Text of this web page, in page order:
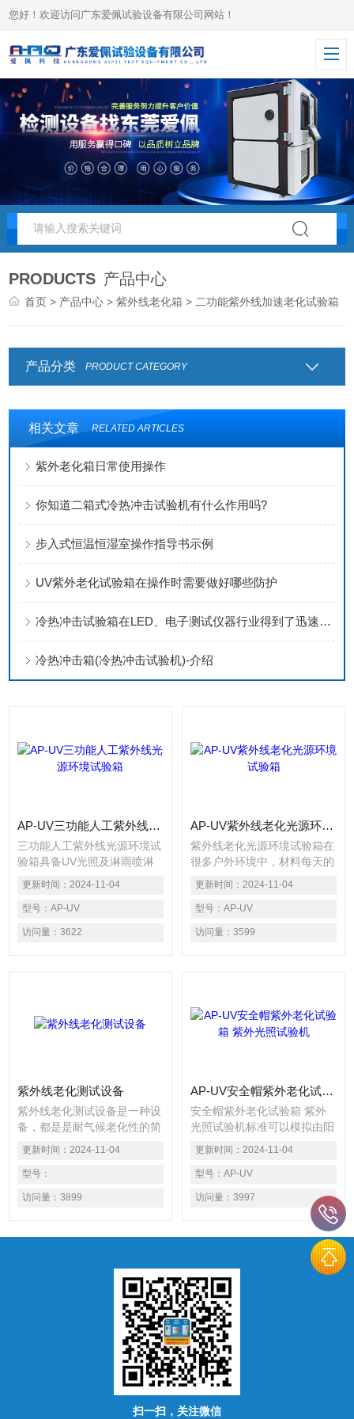
您好！欢迎访问广东爱佩试验设备有限公司网站！
PRODUCTS 产品中心
首页 > 产品中心 >紫外线老化箱 > 二功能紫外线加速老化试验箱
产品分类 PRODUCT CATEGORY
相关文章 RELATED ARTICLES
紫外老化箱日常使用操作
你知道二箱式冷热冲击试验机有什么作用吗?
步入式恒温恒湿室操作指导书示例
UV紫外老化试验箱在操作时需要做好哪些防护
冷热冲击试验箱在LED、电子测试仪器行业得到了迅速发展
冷热冲击箱(冷热冲击试验机)-介绍
AP-UV三功能人工紫外线光源环境试验箱
三功能人工紫外线光源环境试
验箱具备UV光照及淋雨喷淋
功能,可做相对湿度控制及空
气温度控制系统,有不规则形
状的样品固定架,爱佩科技还
给大家匹配*的亚太拉斯（）
ATLAS）紫外灯管（UVA340
更新时间： 2024-11-04
型号： AP-UV
访问量： 3622
AP-UV紫外线老化光源环境试验箱
紫外线老化光源环境试验箱在
很多户外环境中，材料每天的
潮湿时间可长达12小时。研究
表明造成这种户外潮湿的主要
因素是露水，而不是雨水。
更新时间： 2024-11-04
型号： AP-UV
访问量： 3599
紫外线老化测试设备
紫外线老化测试设备是一种设
备，都是是耐气候老化性的简
称。模拟环境老化里面有光老
化，热老化，湿热老化，盐雾
老化，低温老化等或者这几个
条件复合起来。今天爱佩科技
给大家介绍一款带光照条件耐
试验箱或UV紫外线耐气候试
更新时间： 2024-11-04
型号：
访问量： 3899
AP-UV安全帽紫外老化试验箱 紫外光照试验机
安全帽紫外老化试验箱 紫外
光照试验机标准可以模拟由阳
光、雨水和露水造成之危害，
利用荧光紫外线灯模拟阳光照
射之效果，利用冷凝湿气模拟
露水。被测试材料放置于一定
温度下的光照和潮气交替的循
环程序中进行测试，对材料进
行加速耐候性试验，以获得材
料耐候性的结果。AP-UV新款
紫外光老化箱用数天或数周的
时间即可重现户外数月或数年
出现的危害。危害类型包括：
褪色、变色、亮度下降、失
光、粉化、龟裂、开裂、浑
浊、气泡
更新时间： 2024-11-04
型号： AP-UV
访问量： 3997
扫一扫，关注微信